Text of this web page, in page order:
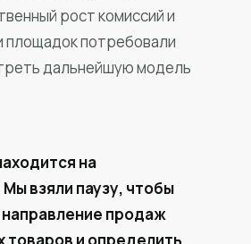
рост комиссий и
площадок потребовали
дальнейшую модель
на
взяли паузу, чтобы
продаж